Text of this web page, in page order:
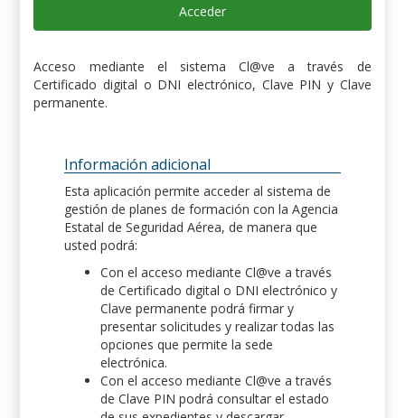
Acceder
Acceso mediante el sistema Cl@ve a través de
Certificado digital o DNI electrónico, Clave PIN y Clave
permanente.
Información adicional
Esta aplicación permite acceder al sistema de
gestión de planes de formación con la Agencia
Estatal de Seguridad Aérea, de manera que
usted podrá:
Con el acceso mediante Cl@ve a través
de Certificado digital o DNI electrónico y
Clave permanente podrá firmar y
presentar solicitudes y realizar todas las
opciones que permite la sede
electrónica.
Con el acceso mediante Cl@ve a través
de Clave PIN podrá consultar el estado